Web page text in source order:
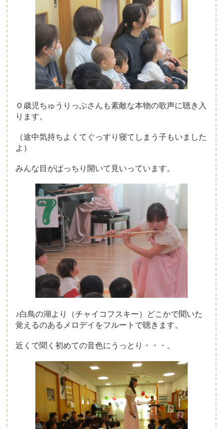
０歳児ちゅうりっぷさんも素敵な本物の歌声に聴き入
ります。
（途中気持ちよくてぐっすり寝てしまう子もいました
よ）
みんな目がぱっちり開いて見いっています。
♪白鳥の湖より（チャイコフスキー）どこかで聞いた
覚えるのあるメロデイをフルートで聴きます。
近くで聞く初めての音色にうっとり・・・。